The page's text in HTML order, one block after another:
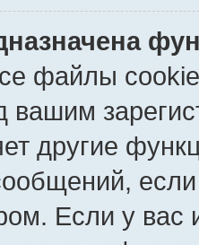
файлы
вашим
другие
Если у